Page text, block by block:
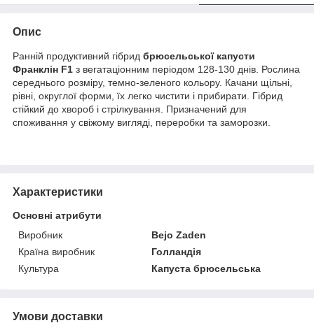
Опис
Ранній продуктивний гібрид брюсельської капусти
Франклін F1 з вегатаціонним періодом 128-130 днів. Рослина
середнього розміру, темно-зеленого кольору. Качани щільні,
рівні, округлої форми, їх легко чистити і прибирати. Гібрид
стійкий до хвороб і стрілкування. Призначений для
споживання у свіжому вигляді, переробки та заморозки.
Характеристики
Основні атрибути
Виробник
Bejo Zaden
Країна виробник
Голландія
Культура
Капуста брюсельська
Умови доставки